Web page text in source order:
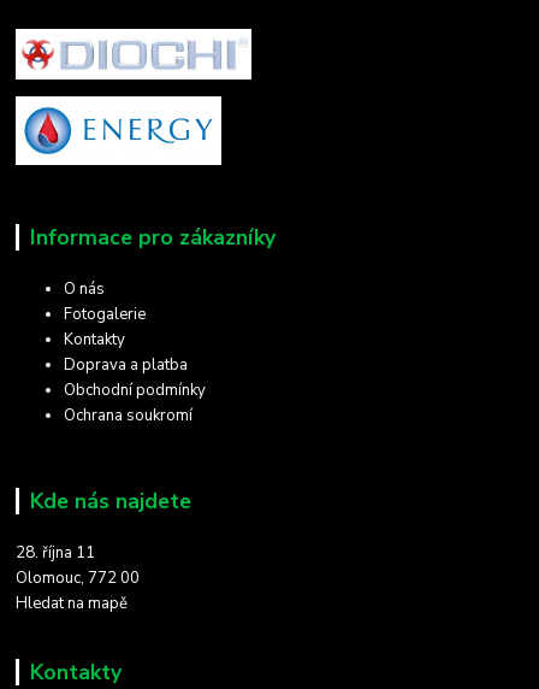
Informace pro zákazníky
O nás
Fotogalerie
Kontakty
Doprava a platba
Obchodní podmínky
Ochrana soukromí
Kde nás najdete
28. října 11
Olomouc, 772 00
Hledat na mapě
Kontakty